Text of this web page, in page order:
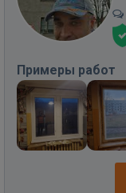
Примеры работ